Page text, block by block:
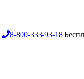
8-800-333-93-18